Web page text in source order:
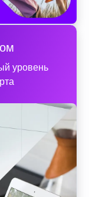
уровень